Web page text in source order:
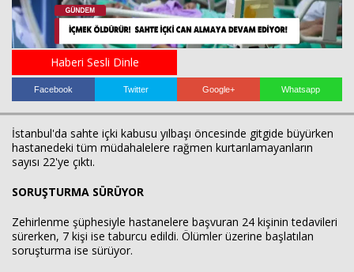
Haberi Sesli Dinle
Facebook Twitter Google+ Whatsapp
İstanbul'da sahte içki kabusu yılbaşı öncesinde gitgide büyürken
hastanedeki tüm müdahalelere rağmen kurtarılamayanların
sayısı 22'ye çıktı.
SORUŞTURMA SÜRÜYOR
Zehirlenme şüphesiyle hastanelere başvuran 24 kişinin tedavileri
sürerken, 7 kişi ise taburcu edildi. Ölümler üzerine başlatılan
soruşturma ise sürüyor.